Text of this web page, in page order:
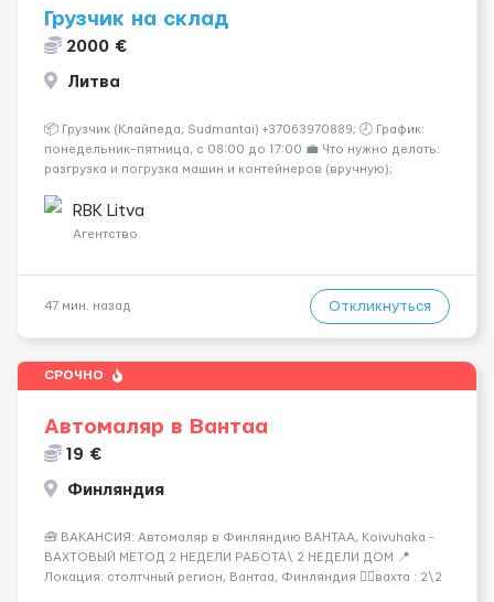
Грузчик на склад
2000 €
Литва
📦 Грузчик (Клайпеда, Sudmantai) +37063970889; 🕗 График:
понедельник–пятница, с 08:00 до 17:00 💼 Что нужно делать:
разгрузка и погрузка машин и контейнеров (вручную);
выполнение других поручений заведующего складом. ✅
Требования: ...
RBK Litva
Агентство
47 мин. назад Откликнуться
СРОЧНО
Автомаляр в Вантаа
19 €
Финляндия
🧰 ВАКАНСИЯ: Автомаляр в Финляндию ВАНТАА, Koivuhaka -
ВАХТОВЫЙ МЕТОД 2 НЕДЕЛИ РАБОТА\ 2 НЕДЕЛИ ДОМ 📍
Локация: столтчный регион, Вантаа, Финляндия 👌🏻вахта : 2\2